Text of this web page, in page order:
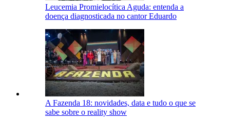
Leucemia Promielocítica Aguda: entenda a
doença diagnosticada no cantor Eduardo
A Fazenda 18: novidades, data e tudo o que se
sabe sobre o reality show